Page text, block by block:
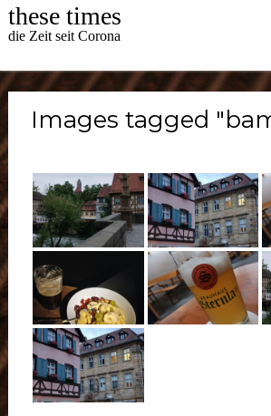
Skip
tothese times
die Zeit seit Corona
Images tagged